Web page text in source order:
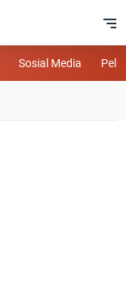
Sosial Media